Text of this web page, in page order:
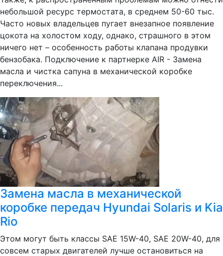
небольшой ресурс термостата, в среднем 50-60 тыс.
Часто новых владельцев пугает внезапное появление
цокота на холостом ходу, однако, страшного в этом
ничего нет – особенность работы клапана продувки
бензобака. Подключение к партнерке AIR - Замена
масла и чистка сапуна в механической коробке
переключения...
Замена масла в механической
коробке передач Hyundai Solaris и Kia
Rio
Этом могут быть классы SAE 15W-40, SAE 20W-40, для
совсем старых двигателей лучше остановиться на